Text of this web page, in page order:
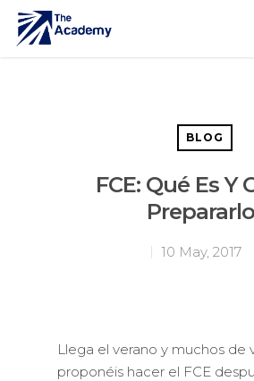
BLOG
FCE: Qué Es Y
Prepararlo
10 May, 2017
Llega el verano y muchos de
proponéis hacer el FCE